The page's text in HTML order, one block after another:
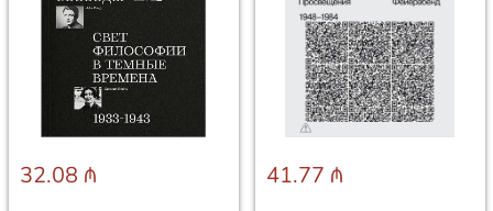
32.08 ₼ 41.77 ₼